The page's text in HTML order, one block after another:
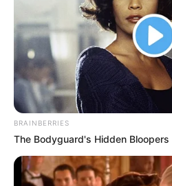
ΣΟΚ: Γυναίκα έπεσε από
Χαλκίδας
Εύβοια: Θλίψη για
έφυγε από την ζωή
Ακολουθήστε το
News
ΤΑ ΠΙΟ
BRAINBERRIES
The Bodyguard's Hidden Bloopers